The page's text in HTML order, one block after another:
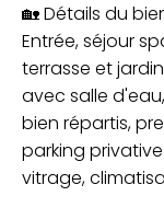
🏡 Détails du
Entrée, séjour
terrasse et
avec salle
bien répartis,
parking
vitrage,